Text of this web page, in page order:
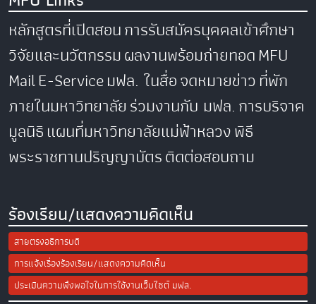
หลักสูตรที่เปิดสอนการรับสมัครบุคคลเข้าศึกษา
วิจัยและนวัตกรรมผลงานพร้อมถ่ายทอดMFU
MailE-Serviceมฟล. ในสื่อจดหมายข่าวที่พัก
ภายในมหาวิทยาลัยร่วมงานกับ มฟล.การบริจาค
มูลนิธิแผนที่มหาวิทยาลัยแม่ฟ้าหลวงพิธี
พระราชทานปริญญาบัตรติดต่อสอบถาม
ร้องเรียน/แสดงความคิดเห็น
สายตรงอธิการบดี
การแจ้งเรื่องร้องเรียน/แสดงความคิดเห็น
ประเมินความพึงพอใจในการใช้งานเว็บไซต์ มฟล.